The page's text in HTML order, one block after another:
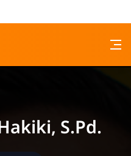
Bandung
S.Pd.